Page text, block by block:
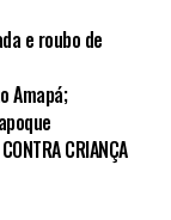
e roubo de
Amapá;
CRIANÇA